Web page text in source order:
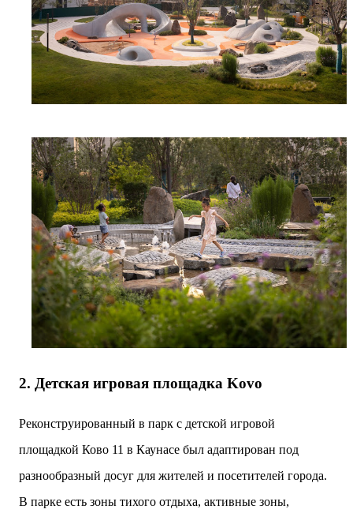
2. Детская игровая площадка Kovo
Реконструированный в парк с детской игровой
площадкой Ково 11 в Каунасе был адаптирован под
разнообразный досуг для жителей и посетителей города.
В парке есть зоны тихого отдыха, активные зоны,